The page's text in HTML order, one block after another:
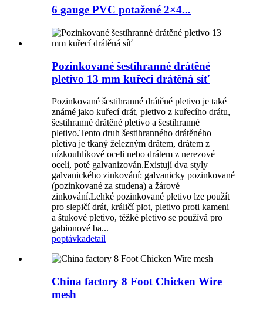
6 gauge PVC potažené 2×4...
Pozinkované šestihranné drátěné
pletivo 13 mm kuřecí drátěná síť
Pozinkované šestihranné drátěné pletivo je také
známé jako kuřecí drát, pletivo z kuřecího drátu,
šestihranné drátěné pletivo a šestihranné
pletivo.Tento druh šestihranného drátěného
pletiva je tkaný železným drátem, drátem z
nízkouhlíkové oceli nebo drátem z nerezové
oceli, poté galvanizován.Existují dva styly
galvanického zinkování: galvanicky pozinkované
(pozinkované za studena) a žárové
zinkování.Lehké pozinkované pletivo lze použít
pro slepičí drát, králičí plot, pletivo proti kameni
a štukové pletivo, těžké pletivo se používá pro
gabionové ba...
poptávkadetail
China factory 8 Foot Chicken Wire
mesh